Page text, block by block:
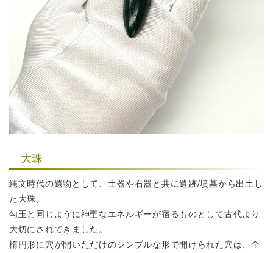
大珠
縄文時代の遺物として、土器や石器と共に遺跡/墳墓から出土し
た大珠。
勾玉と同じように神聖なエネルギーが宿るものとして古代より
大切にされてきました。
楕円形に穴が開いただけのシンプルな形で開けられた穴は、全